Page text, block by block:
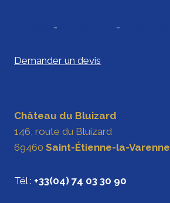
- -
Demander un devis
Château du Bluizard
146, route du Bluizard
69460 Saint-Étienne-la-Varenne
Tél : +33(04) 74 03 30 90